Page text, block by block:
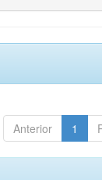
Anterior 1